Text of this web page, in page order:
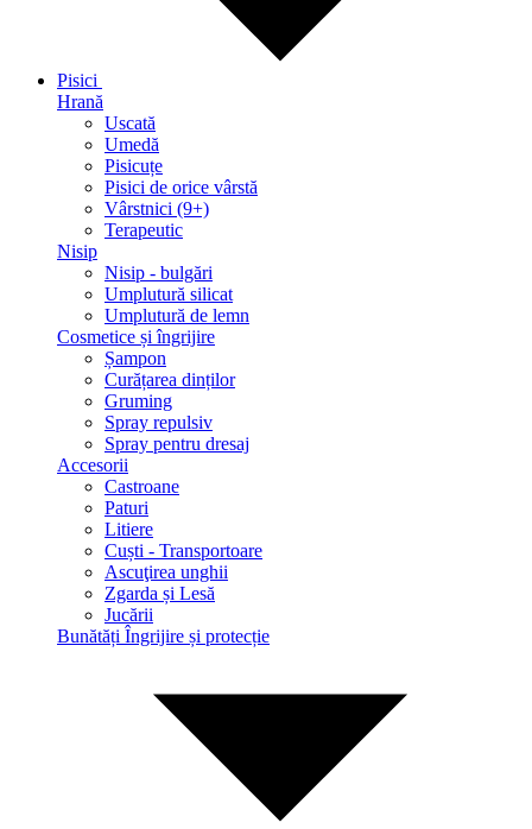
Pisici
Hrană
Uscată
Umedă
Pisicuțe
Pisici de orice vârstă
Vârstnici (9+)
Terapeutic
Nisip
Nisip - bulgări
Umplutură silicat
Umplutură de lemn
Cosmetice și îngrijire
Șampon
Curățarea dinților
Gruming
Spray repulsiv
Spray pentru dresaj
Accesorii
Castroane
Paturi
Litiere
Сuști - Transportoare
Ascuţirea unghii
Zgarda și Lesă
Jucării
Bunătăți Îngrijire și protecție